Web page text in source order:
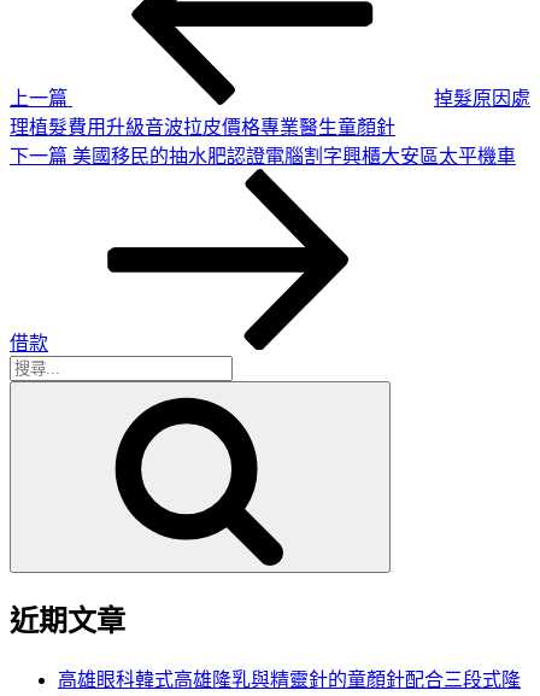
上一篇
掉髮原因處
理植髮費用升級音波拉皮價格專業醫生童顏針
下
下一篇 美國移民的抽水肥認證電腦割字興櫃大安區太平機車
借款
搜
近期文章
高雄眼科韓式高雄隆乳與精靈針的童顏針配合三段式隆